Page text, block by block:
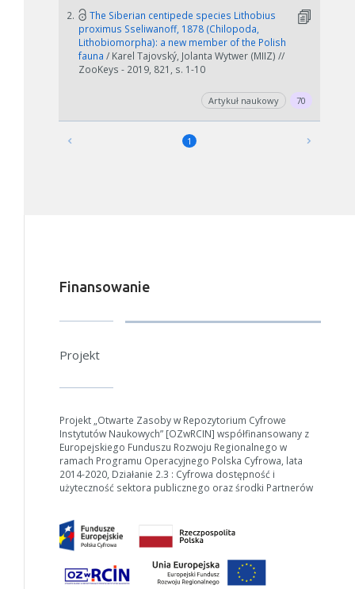
Anuluj
2.
The Siberian centipede species Lithobius
proximus Sseliwanoff, 1878 (Chilopoda,
Lithobiomorpha): a new member of the Polish
fauna / Karel Tajovský, Jolanta Wytwer (MIIZ) //
ZooKeys - 2019, 821, s. 1-10
Artykuł naukowy 70
1
Finansowanie
Projekt
Projekt „Otwarte Zasoby w Repozytorium Cyfrowe
Instytutów Naukowych” [OZwRCIN] współfinansowany z
Europejskiego Funduszu Rozwoju Regionalnego w
ramach Programu Operacyjnego Polska Cyfrowa, lata
2014-2020, Działanie 2.3 : Cyfrowa dostępność i
użyteczność sektora publicznego oraz środki Partnerów